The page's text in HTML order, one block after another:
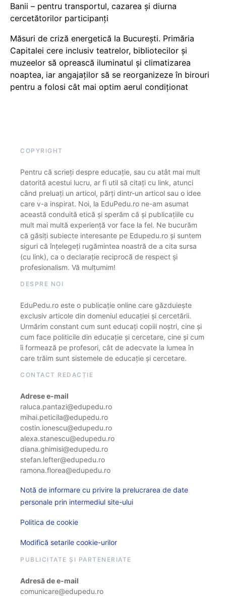
Banii – pentru transportul, cazarea și diurna
cercetătorilor participanți
Măsuri de criză energetică la București. Primăria
Capitalei cere inclusiv teatrelor, bibliotecilor și
muzeelor să oprească iluminatul și climatizarea
noaptea, iar angajaților să se reorganizeze în birouri
pentru a folosi cât mai optim aerul condiționat
COPYRIGHT
Pentru că scrieți despre educație, sau cu atât mai mult
datorită acestui lucru, ar fi util să citați cu link, atunci
când preluați un articol, părți dintr-un articol sau o idee
care v-a inspirat. Noi, la EduPedu.ro ne-am asumat
această conduită etică și sperăm că și publicațiile cu
mult mai multă experiență vor face la fel. Ne bucurăm
că găsiți subiecte interesante pe Edupedu.ro și suntem
siguri că înțelegeți rugămintea noastră de a cita sursa
(cu link), ca o declarație reciprocă de respect și
profesionalism. Vă mulțumim!
DESPRE NOI
EduPedu.ro este o publicație online care găzduiește
exclusiv articole din domeniul educației și cercetării.
Urmărim constant cum sunt educați copiii noștri, cine și
cum face politicile din educație și cercetare, cine și cum
îi formează pe profesori, cât de adecvate la lumea în
care trăim sunt sistemele de educație și cercetare.
CONTACT REDACȚIE
Adrese e-mail
raluca.pantazi@edupedu.ro
mihai.peticila@edupedu.ro
costin.ionescu@edupedu.ro
alexa.stanescu@edupedu.ro
diana.ghimisi@edupedu.ro
stefan.lefter@edupedu.ro
ramona.florea@edupedu.ro
Notă de informare cu privire la prelucrarea de date
personale prin intermediul site-ului
Politica de cookie
Modifică setarile cookie-urilor
PUBLICITATE ȘI PARTENERIATE
Adresă de e-mail
comunicare@edupedu.ro